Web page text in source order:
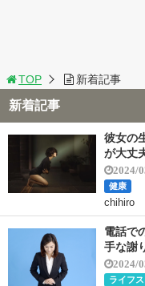
TOP 新着記事
新着記事
彼女の
が大丈
2024/
健康
chihiro
電話で
手な謝
2024/
ライフ